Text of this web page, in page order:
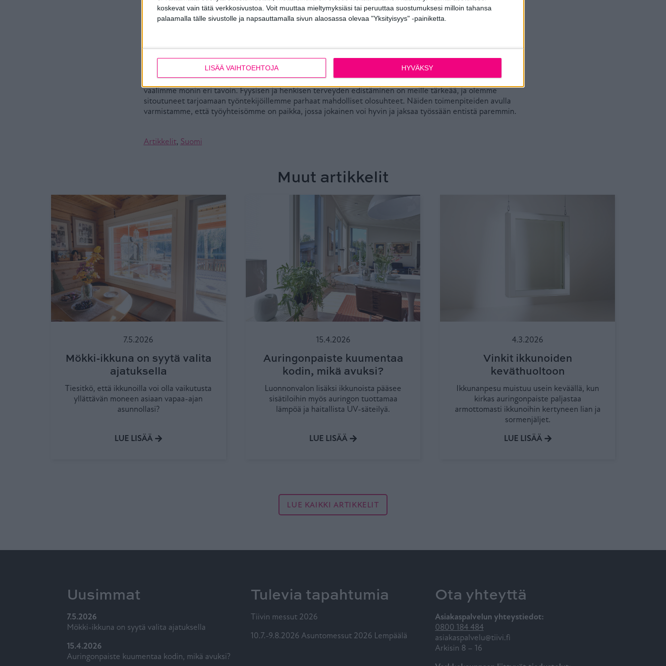
koskevat vain tätä verkkosivustoa. Voit muuttaa mieltymyksiäsi tai peruuttaa suostumuksesi milloin tahansa
palaamalla tälle sivustolle ja napsauttamalla sivun alaosassa olevaa "Yksityisyys" -painiketta.
LISÄÄ VAIHTOEHTOJA HYVÄKSY
Fyysisen hyvinvoinnin lisäksi aikana, jolloin yhteisöllisyys on etä- ja hybridityön vuoksi vähentynyt, olemme
pitäneet kiinni myös yhteisestä ajanvietosta. Haapajärven tehdastoimipisteessä on järjestetty koko
sekä tuntea yhteenkuuluvuutta, joka on henkisen terveytemme yksi tärkeimmistä täytettävistä
perustarpeista.
Tiivin Haapajärven toimipisteessä, kuten koko yrityksessämmekin, hyvinvointi on yhteinen asia, jota
vaalimme monin eri tavoin. Fyysisen ja henkisen terveyden edistäminen on meille tärkeää, ja olemme
sitoutuneet tarjoamaan työntekijöillemme parhaat mahdolliset olosuhteet. Näiden toimenpiteiden avulla
varmistamme, että työyhteisömme on paikka, jossa jokainen voi hyvin ja jaksaa työssään entistä paremmin.
Artikkelit, Suomi
Muut artikkelit
7.5.2026
Mökki-ikkuna on syytä valita
ajatuksella
Tiesitkö, että ikkunoilla voi olla vaikutusta
yllättävän moneen asiaan vapaa-ajan
asunnollasi?
LUE LISÄÄ
15.4.2026
Auringonpaiste kuumentaa
kodin, mikä avuksi?
Luonnonvalon lisäksi ikkunoista pääsee
sisätiloihin myös auringon tuottamaa
lämpöä ja haitallista UV-säteilyä.
LUE LISÄÄ
4.3.2026
Vinkit ikkunoiden
keväthuoltoon
Ikkunanpesu muistuu usein keväällä, kun
kirkas auringonpaiste paljastaa
armottomasti ikkunoihin kertyneen lian ja
sormenjäljet.
LUE LISÄÄ
LUE KAIKKI ARTIKKELIT
Uusimmat
7.5.2026
Mökki-ikkuna on syytä valita ajatuksella
15.4.2026
Auringonpaiste kuumentaa kodin, mikä avuksi?
Tulevia tapahtumia
Tiivin messut 2026
10.7.-9.8.2026 Asuntomessut 2026 Lempäälä
Ota yhteyttä
Asiakaspalvelun yhteystiedot:
0800 184 484
asiakaspalvelu@tiivi.fi
Arkisin 8 – 16